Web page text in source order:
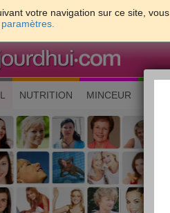
votre navigation sur ce site,
(current)
NUTRITION MINCEUR